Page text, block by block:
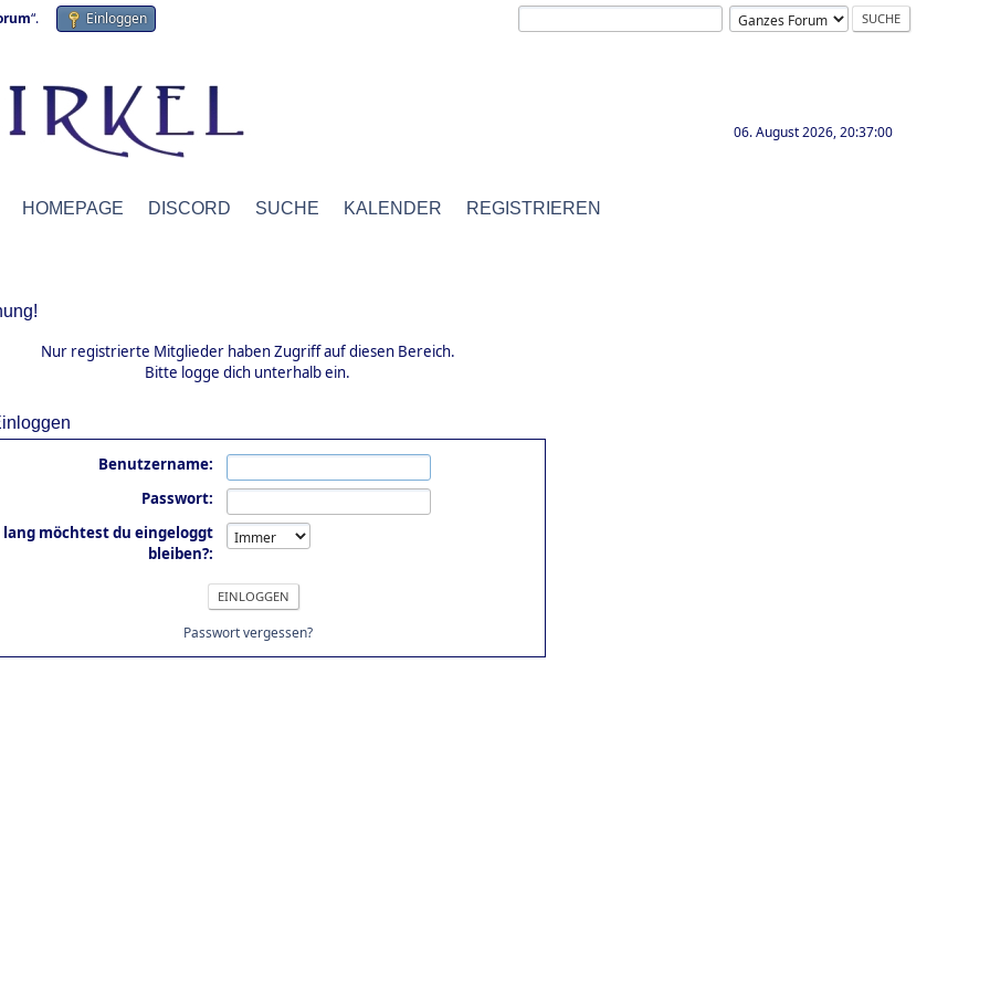
“. Einloggen
06. August 2026, 20:37:00
HOMEPAGE DISCORD SUCHE KALENDER REGISTRIEREN
Nur registrierte Mitglieder haben Zugriff auf diesen Bereich.
Bitte logge dich unterhalb ein.
Benutzername:
Passwort:
lang möchtest du eingeloggt
bleiben?:
Passwort vergessen?